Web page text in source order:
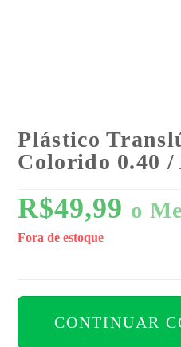
Plástico
Colorido 0.40 /
R$49,99 o
Fora de estoque
CONTINUAR